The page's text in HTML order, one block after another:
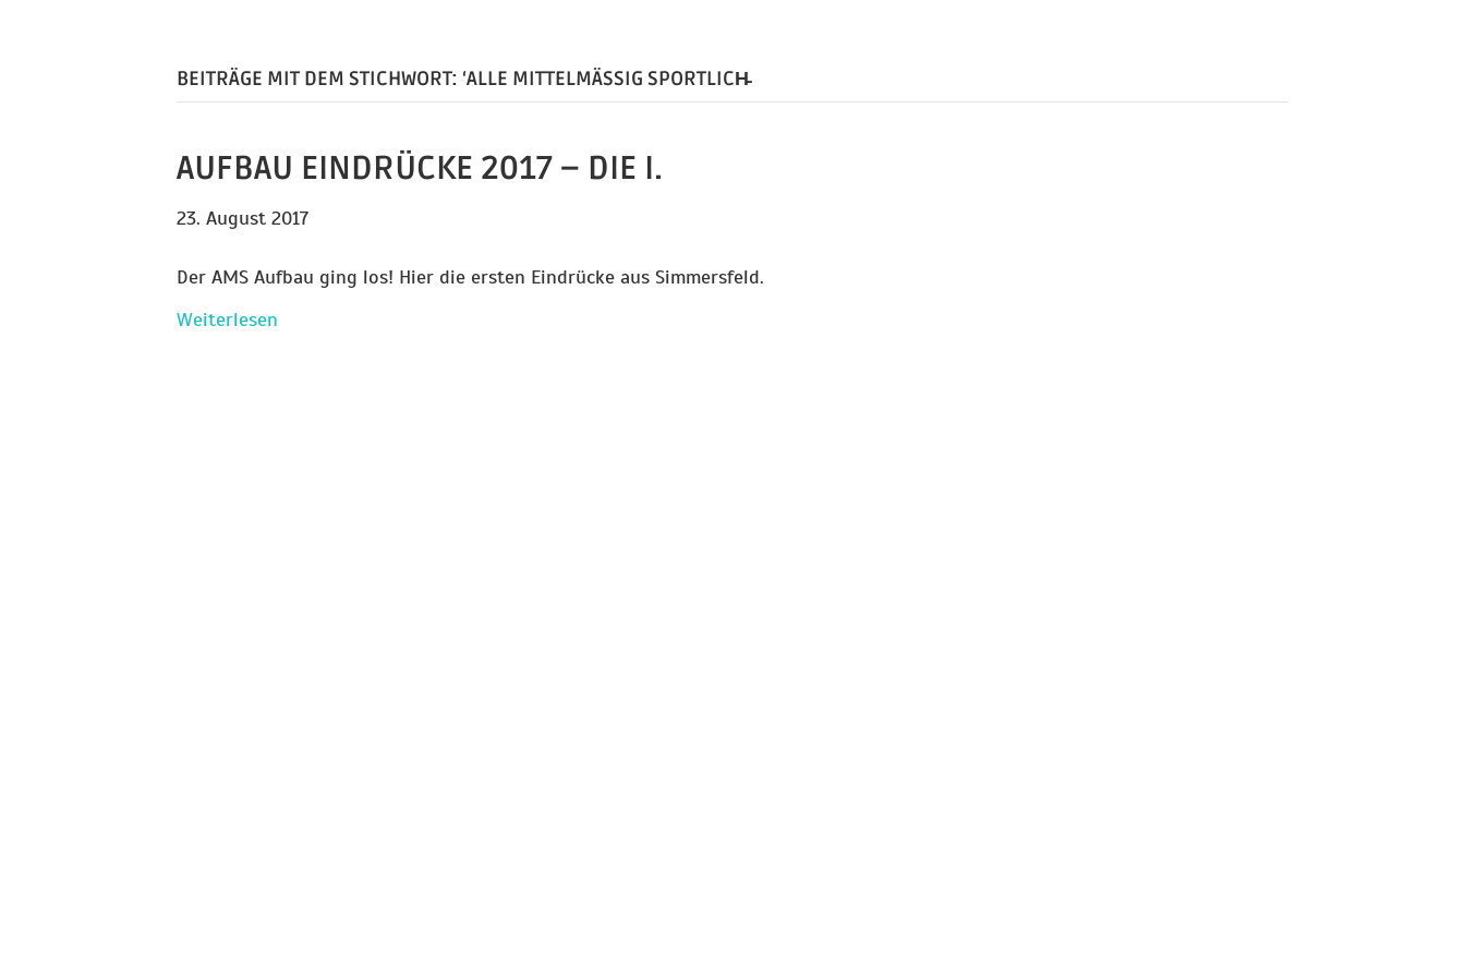
BEITRÄGE MIT DEM STICHWORT: ‘ALLE MITTELMÄSSIG SPORTLICH̵
AUFBAU EINDRÜCKE 2017 – DIE I.
23. August 2017
Der AMS Aufbau ging los! Hier die ersten Eindrücke aus Simmersfeld.
Weiterlesen